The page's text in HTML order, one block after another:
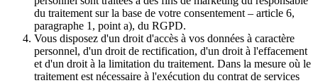
du traitement sur la base de votre consentement – article 6,
paragraphe 1, point a), du RGPD.
Vous disposez d'un droit d'accès à vos données à caractère
personnel, d'un droit de rectification, d'un droit à l'effacement
et d'un droit à la limitation du traitement. Dans la mesure où le
traitement est nécessaire à l'exécution du contrat de services